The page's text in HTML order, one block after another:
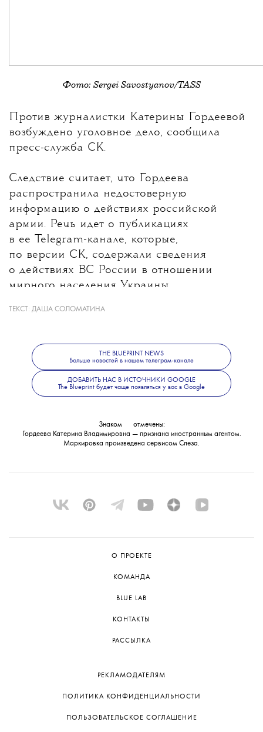
Фото: Sergei Savostyanov/TASS
Против журналистки Катерины Гордеевой
возбуждено уголовное дело, сообщила
пресс-служба СК.
Следствие считает, что Гордеева
распространила недостоверную
информацию о действиях российской
армии. Речь идет о публикациях
в ее Telegram-канале, которые,
по версии СК, содержали сведения
о действиях ВС России в отношении
мирного населения Украины.
Какие именно материалы стали
не уточнило. В Следственном комитете
также сообщили, что решается вопрос
об объявлении журналистки
в международный розыск.
ТЕКСТ: ДАША СОЛОМАТИНА
THE BLUEPRINT NEWS
Больше новостей в нашем телеграм-канале
ДОБАВИТЬ НАС В ИСТОЧНИКИ GOOGLE
The Blueprint будет чаще появляться у вас в Google
Знаком
отмечены:
Гордеева Катерина Владимировна — признана иностранным агентом.
Маркировка произведена сервисом Слеза.
О ПРОЕКТЕ
КОМАНДА
BLUE LAB
КОНТАКТЫ
РАССЫЛКА
РЕКЛАМОДАТЕЛЯМ
ПОЛИТИКА КОНФИДЕНЦИАЛЬНОСТИ
ПОЛЬЗОВАТЕЛЬСКОЕ СОГЛАШЕНИЕ